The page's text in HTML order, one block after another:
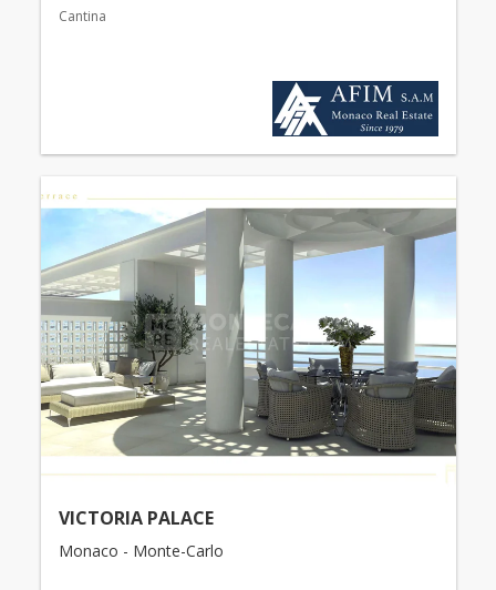
Cantina
VICTORIA PALACE
Monaco - Monte-Carlo